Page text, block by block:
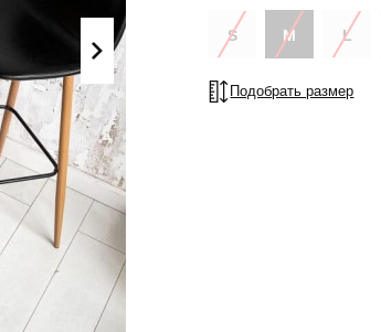
СВІТШОТИ, СВЕТРИ
S M L
Подобрать размер